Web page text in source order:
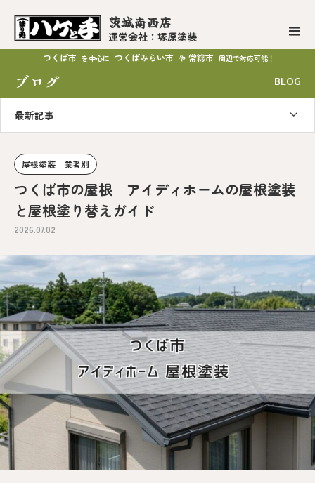
茨城南西店
運営会社：塚原塗装
つくば市 を中心に つくばみらい市 や 常総市 周辺で対応可能！
ブログ BLOG
最新記事
屋根塗装 業者別
つくば市の屋根｜アイディホームの屋根塗装
と屋根塗り替えガイド
2026.07.02